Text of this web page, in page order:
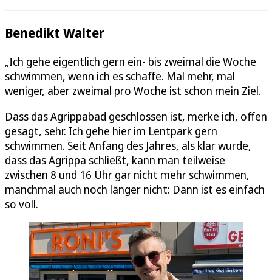
Benedikt Walter
„Ich gehe eigentlich gern ein- bis zweimal die Woche
schwimmen, wenn ich es schaffe. Mal mehr, mal
weniger, aber zweimal pro Woche ist schon mein Ziel.
Dass das Agrippabad geschlossen ist, merke ich, offen
gesagt, sehr. Ich gehe hier im Lentpark gern
schwimmen. Seit Anfang des Jahres, als klar wurde,
dass das Agrippa schließt, kann man teilweise
zwischen 8 und 16 Uhr gar nicht mehr schwimmen,
manchmal auch noch länger nicht: Dann ist es einfach
so voll.